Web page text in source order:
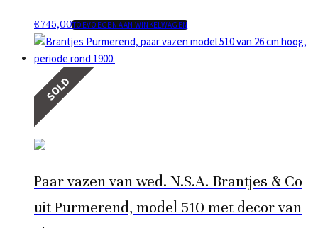
€745,00TOEVOEGEN AAN WINKELWAGEN
SOLD
Paar vazen van wed. N.S.A. Brantjes & Co
uit Purmerend, model 510 met decor van